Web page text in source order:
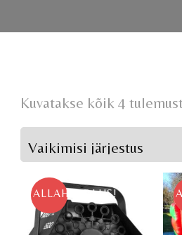
Kuvatakse kõik 4
ALLAHINDLUS!